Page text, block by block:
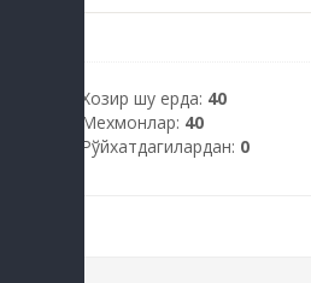
Хозир шу ерда: 40
Мехмонлар: 40
Рўйхатдагилардан: 0